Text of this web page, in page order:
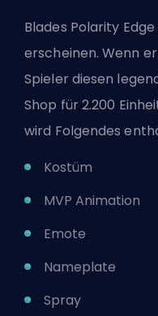
Blades Polarity
erscheinen. Wenn
Spieler diesen
Shop für 2.200
wird Folgendes
Kostüm
MVP Animation
Emote
Nameplate
Spray